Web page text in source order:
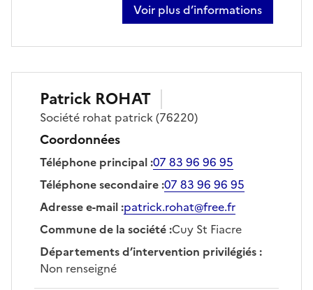
Voir plus d’informations
sur emmanuel vion
Patrick ROHAT
Société rohat patrick (76220)
Coordonnées
Téléphone principal:07 83 96 96 95
Téléphone secondaire:07 83 96 96 95
Adresse e-mail:patrick.rohat@free.fr
Commune de la société:Cuy St Fiacre
Départements d’intervention privilégiés:
Non renseigné